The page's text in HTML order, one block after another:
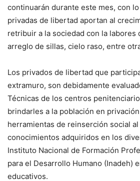
continuarán durante este mes, con
privadas de libertad aportan al
retribuir a la sociedad con la labores
arreglo de sillas, cielo raso, entre
Los privados de libertad que
extramuro, son debidamente
Técnicas de los centros
brindarles a la población en
herramientas de reinserción social
conocimientos adquiridos en los
Instituto Nacional de Formación
para el Desarrollo Humano (Inadeh)
educativos.